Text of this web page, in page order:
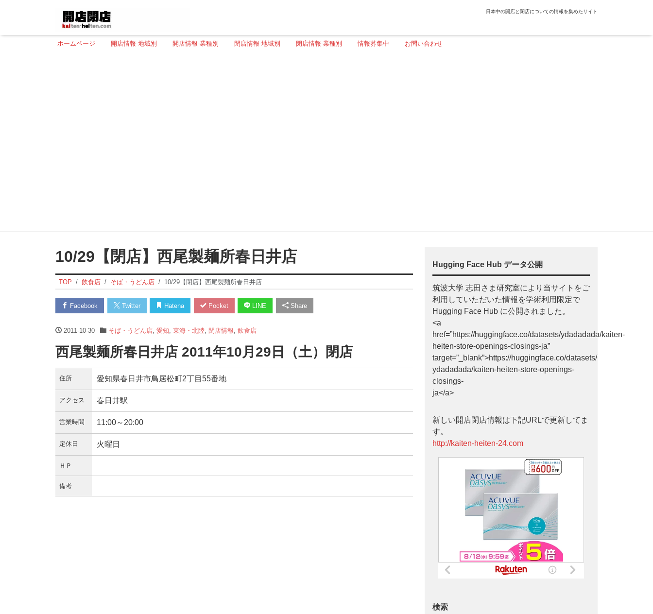
日本中の開店と閉店についての情報を集めたサイト
ホームページ 開店情報-地域別 開店情報-業種別 閉店情報-地域別 閉店情報-業種別 情報募集中 お問い合わせ
10/29【閉店】西尾製麺所春日井店
TOP 飲食店 そば・うどん店 10/29【閉店】西尾製麺所春日井店
Facebook Twitter Hatena Pocket LINE Share
2011-10-30 そば・うどん店, 愛知 東海・北陸, 閉店情報 飲食店
西尾製麺所春日井店 2011年10月29日（土）閉店
住所 愛知県春日井市鳥居松町2丁目55番地
アクセス 春日井駅
営業時間 11:00～20:00
定休日 火曜日
ＨＰ
備考
Hugging Face Hub データ公開
筑波大学 志田さま研究室により当サイトをご
利用していただいた情報を学術利用限定で
Hugging Face Hub に公開されました。
<a
href=”https://huggingface.co/datasets/ydadadada/kaiten-
heiten-store-openings-closings-ja”
target=”_blank”>https://huggingface.co/datasets/
ydadadada/kaiten-heiten-store-openings-
closings-
ja</a>
新しい開店閉店情報は下記URLで更新してま
す。
http://kaiten-heiten-24.com
検索